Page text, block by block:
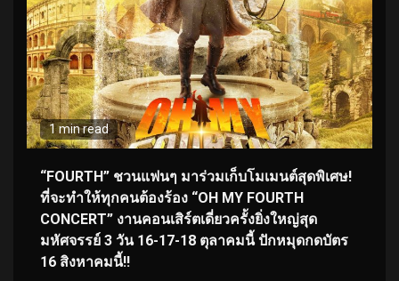
1 min read
“FOURTH” ชวนแฟนๆ มาร่วมเก็บโมเมนต์สุดพิเศษ!
ที่จะทำให้ทุกคนต้องร้อง “OH MY FOURTH
CONCERT” งานคอนเสิร์ตเดี่ยวครั้งยิ่งใหญ่สุด
มหัศจรรย์ 3 วัน 16-17-18 ตุลาคมนี้ ปักหมุดกดบัตร
16 สิงหาคมนี้!!